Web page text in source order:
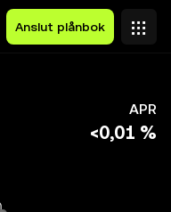
Anslut plånbok
APR
<0,01 %